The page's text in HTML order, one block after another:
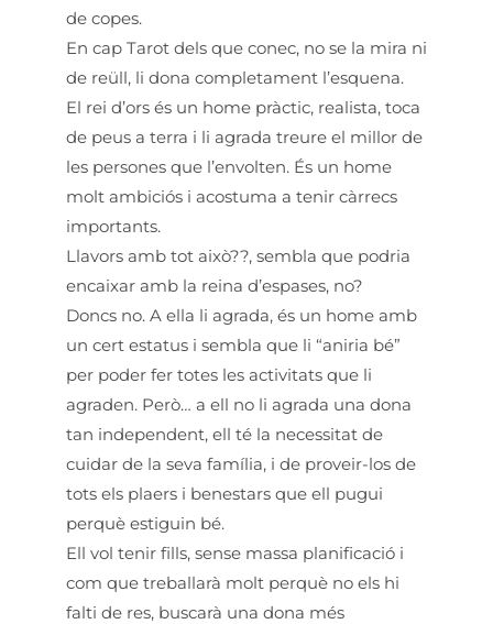
de copes.
En cap Tarot dels que conec, no se la mira ni
de reüll, li dona completament l’esquena.
El rei d’ors és un home pràctic, realista, toca
de peus a terra i li agrada treure el millor de
les persones que l’envolten. És un home
molt ambiciós i acostuma a tenir càrrecs
importants.
Llavors amb tot això??, sembla que podria
encaixar amb la reina d’espases, no?
Doncs no. A ella li agrada, és un home amb
un cert estatus i sembla que li “aniria bé”
per poder fer totes les activitats que li
agraden. Però… a ell no li agrada una dona
tan independent, ell té la necessitat de
cuidar de la seva família, i de proveir-los de
tots els plaers i benestars que ell pugui
perquè estiguin bé.
Ell vol tenir fills, sense massa planificació i
com que treballarà molt perquè no els hi
falti de res, buscarà una dona més